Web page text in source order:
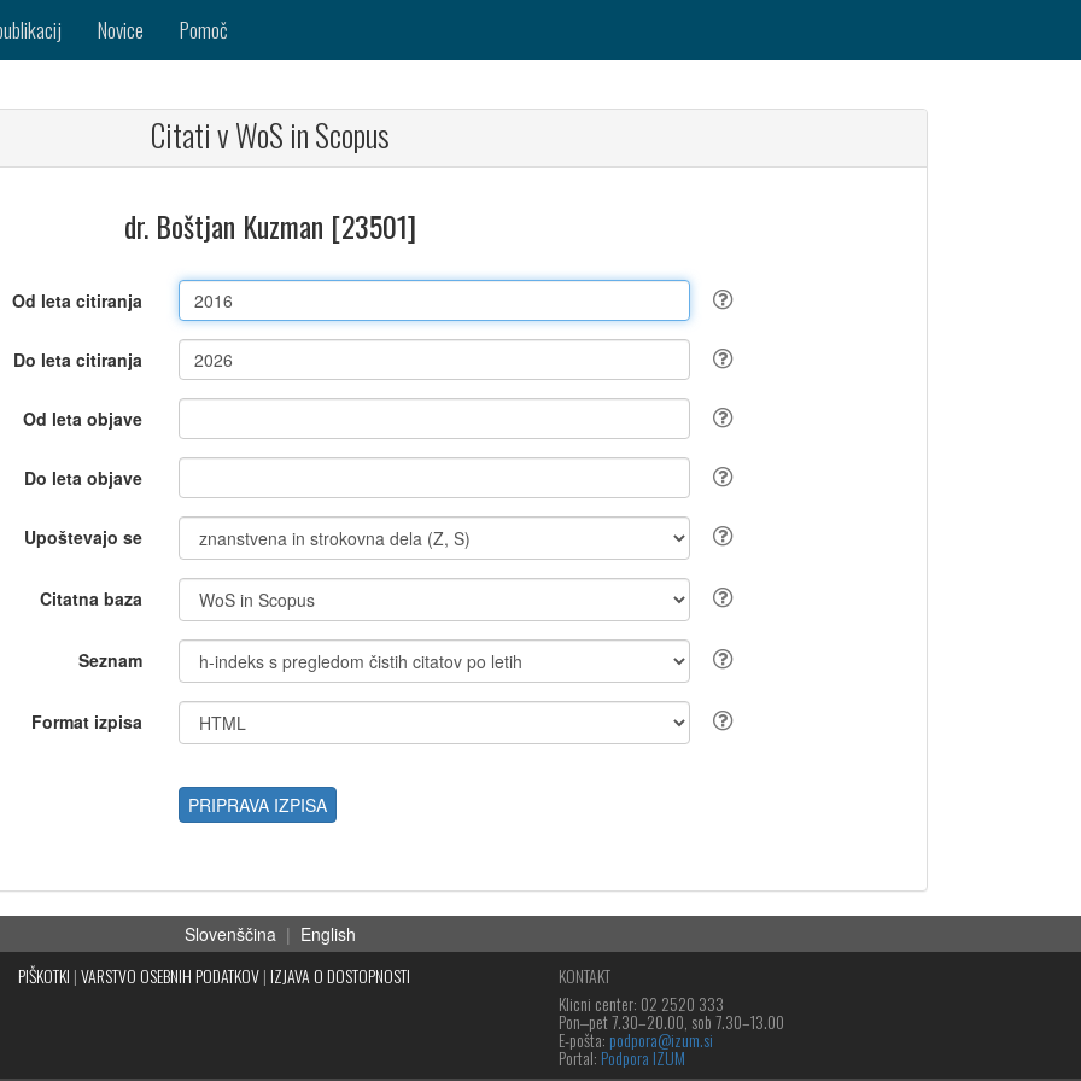
Novice Pomoč
Citati v WoS in Scopus
dr. Boštjan Kuzman [23501]
Od leta citiranja
Do leta citiranja
Od leta objave
Do leta objave
Upoštevajo se
Citatna baza
Seznam
Format izpisa
PRIPRAVA IZPISA
Slovenščina | English
PIŠKOTKI |VARSTVO OSEBNIH PODATKOV| IZJAVA O DOSTOPNOSTI
KONTAKT
Klicni center: 02 2520 333
Pon‒pet 7.30–20.00, sob 7.30–13.00
E-pošta: podpora@izum.si
Portal: Podpora IZUM